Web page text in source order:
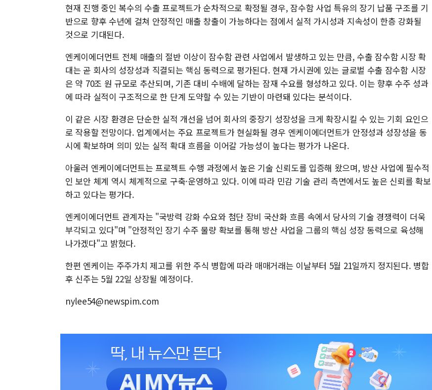
현재 진행 중인 복수의 수출 프로젝트가 순차적으로 확정될 경우, 잠수함 사업 특유의 장기 납품 구조를 기
반으로 향후 수년에 걸쳐 안정적인 매출 창출이 가능하다는 점에서 실적 가시성과 지속성이 한층 강화될
것으로 기대된다.
엔케이에더먼트 전체 매출의 절반 이상이 잠수함 관련 사업에서 발생하고 있는 만큼, 수출 잠수함 시장 확
대는 곧 회사의 성장성과 직결되는 핵심 동력으로 평가된다. 현재 가시권에 있는 글로벌 수출 잠수함 시장
은 약 70조 원 규모로 추산되며, 기존 대비 수배에 달하는 잠재 수요를 형성하고 있다. 이는 향후 수주 성과
에 따라 실적이 구조적으로 한 단계 도약할 수 있는 기반이 마련돼 있다는 분석이다.
이 같은 시장 환경은 단순한 실적 개선을 넘어 회사의 중장기 성장성을 크게 확장시킬 수 있는 기회 요인으
로 작용할 전망이다. 업계에서는 주요 프로젝트가 현실화될 경우 엔케이에더먼트가 안정성과 성장성을 동
시에 확보하며 의미 있는 실적 확대 흐름을 이어갈 가능성이 높다는 평가가 나온다.
아울러 엔케이에더먼트는 프로젝트 수행 과정에서 높은 기술 신뢰도를 입증해 왔으며, 방산 사업에 필수적
인 보안 체계 역시 체계적으로 구축·운영하고 있다. 이에 따라 민감 기술 관리 측면에서도 높은 신뢰를 확보
하고 있다는 평가다.
엔케이에더먼트 관계자는 "국방력 강화 수요와 첨단 장비 국산화 흐름 속에서 당사의 기술 경쟁력이 더욱
부각되고 있다"며 "안정적인 장기 수주 물량 확보를 통해 방산 사업을 그룹의 핵심 성장 동력으로 육성해
나가겠다"고 밝혔다.
한편 엔케이는 주주가치 제고를 위한 주식 병합에 따라 매매거래는 이날부터 5월 21일까지 정지된다. 병합
후 신주는 5월 22일 상장될 예정이다.
nylee54@newspim.com